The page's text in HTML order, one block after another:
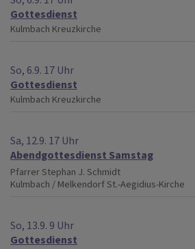
Gottesdienst
Kulmbach Kreuzkirche
So, 6.9. 17 Uhr
Gottesdienst
Kulmbach Kreuzkirche
Sa, 12.9. 17 Uhr
Abendgottesdienst Samstag
Pfarrer Stephan J. Schmidt
Kulmbach / MelkendorfSt.-Aegidius-Kirche
So, 13.9. 9 Uhr
Gottesdienst